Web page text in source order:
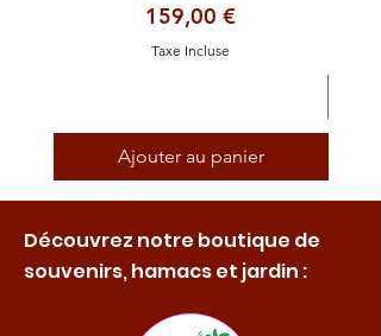
Prix
159,00 €
Taxe Incluse
Ajouter au panier
Découvrez notre boutique de
souvenirs, hamacs et jardin :